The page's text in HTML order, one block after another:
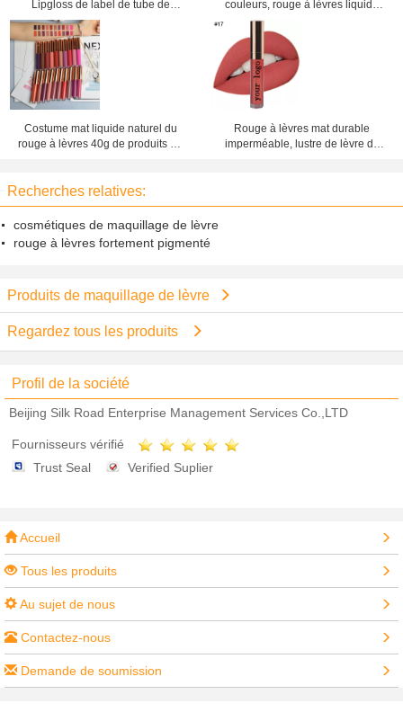
Lipgloss de label de tube de
produits de maquillage de lèvre de
cosmétiques 3 ans de garantie
couleurs, rouge à lèvres liquide
mat imperméable pour la femme
Costume mat liquide naturel du
rouge à lèvres 40g de produits de
Rouge à lèvres mat durable
imperméable, lustre de lèvre de
Recherches relatives:
cosmétiques de maquillage de lèvre
rouge à lèvres fortement pigmenté
Produits de maquillage de lèvre
Regardez tous les produits
Profil de la société
Beijing Silk Road Enterprise Management Services Co.,LTD
Fournisseurs vérifié
Trust Seal
Verified Suplier
Accueil
Tous les produits
Au sujet de nous
Contactez-nous
Demande de soumission